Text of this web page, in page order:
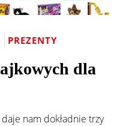
PREZENTY
dla
nam dokładnie trzy